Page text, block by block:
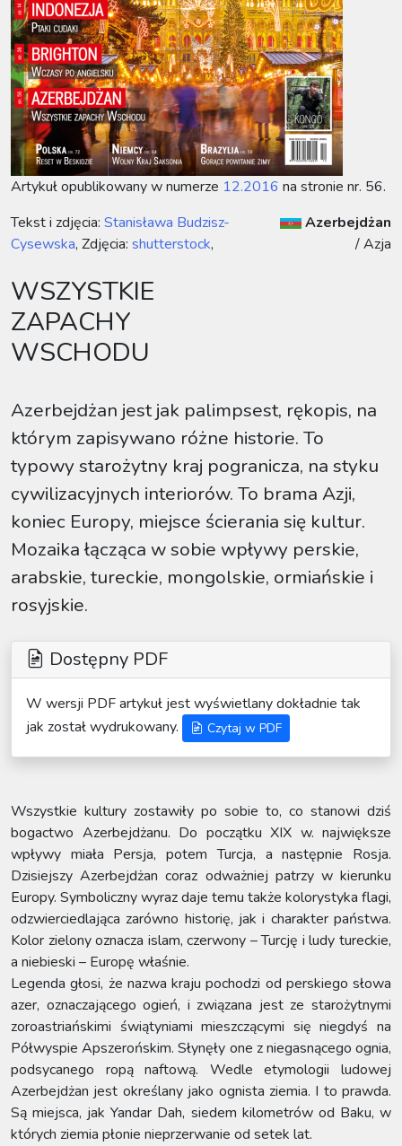
Artykuł opublikowany w numerze 12.2016 na stronie nr. 56.
Tekst i zdjęcia: Stanisława Budzisz-
Cysewska, Zdjęcia: shutterstock,
WSZYSTKIE
ZAPACHY
WSCHODU
Azerbejdżan
/Azja
Azerbejdżan jest jak palimpsest, rękopis, na
którym zapisywano różne historie. To
typowy starożytny kraj pogranicza, na styku
cywilizacyjnych interiorów. To brama Azji,
koniec Europy, miejsce ścierania się kultur.
Mozaika łącząca w sobie wpływy perskie,
arabskie, tureckie, mongolskie, ormiańskie i
rosyjskie.
Dostępny PDF
W wersji PDF artykuł jest wyświetlany dokładnie tak
jak został wydrukowany.
Czytaj w PDF
Wszystkie kultury zostawiły po sobie to, co stanowi dziś
bogactwo Azerbejdżanu. Do początku XIX w. największe
wpływy miała Persja, potem Turcja, a następnie Rosja.
Dzisiejszy Azerbejdżan coraz odważniej patrzy w kierunku
Europy. Symboliczny wyraz daje temu także kolorystyka flagi,
odzwierciedlająca zarówno historię, jak i charakter państwa.
Kolor zielony oznacza islam, czerwony – Turcję i ludy tureckie,
a niebieski – Europę właśnie.
Legenda głosi, że nazwa kraju pochodzi od perskiego słowa
azer, oznaczającego ogień, i związana jest ze starożytnymi
zoroastriańskimi świątyniami mieszczącymi się niegdyś na
Półwyspie Apszerońskim. Słynęły one z niegasnącego ognia,
podsycanego ropą naftową. Wedle etymologii ludowej
Azerbejdżan jest określany jako ognista ziemia. I to prawda.
Są miejsca, jak Yandar Dah, siedem kilometrów od Baku, w
których ziemia płonie nieprzerwanie od setek lat.